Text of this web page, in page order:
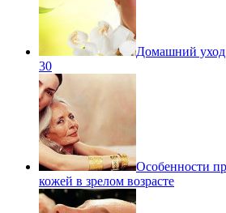
Домашний уход
30
Особенности
кожей в зрелом возрасте